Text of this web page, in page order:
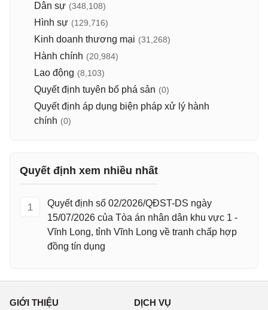
Dân sự (348,108)
Hình sự (129,716)
Kinh doanh thương mại (31,268)
Hành chính (20,984)
Lao động (8,103)
Quyết định tuyên bố phá sản (0)
Quyết định áp dụng biện pháp xử lý hành
chính (0)
Quyết định xem nhiều nhất
1
Quyết định số 02/2026/QĐST-DS ngày
15/07/2026 của Tòa án nhân dân khu vực 1 -
Vĩnh Long, tỉnh Vĩnh Long về tranh chấp hợp
đồng tín dụng
GIỚI THIỆU DỊCH VỤ